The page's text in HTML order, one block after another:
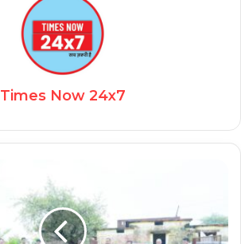
Times Now 24x7